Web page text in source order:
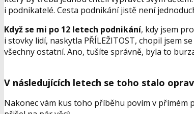
i podnikatelé. Cesta podnikání jistě není
Když se mi po 12 letech podnikání, kdy jsem
i stovky lidí, naskytla PŘÍLEŽITOST, chopil jsem
všechny ostatní. Ano, tušíte správně, byla to
V následujících letech se toho stalo
Nakonec vám kus toho příběhu povím v přímém